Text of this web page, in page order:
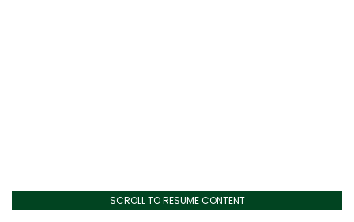
SCROLL TO RESUME CONTENT